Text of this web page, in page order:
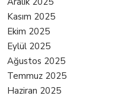
Kasım 2025
Ekim 2025
Eylül 2025
Ağustos 2025
Temmuz 2025
Haziran 2025